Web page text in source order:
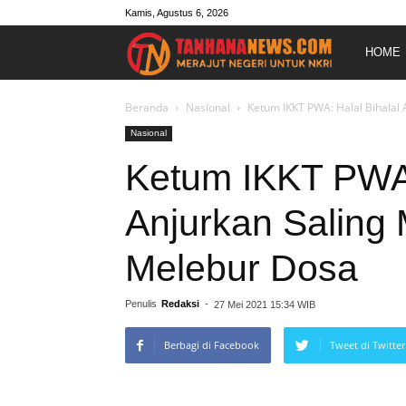
Kamis, Agustus 6, 2026
Merajut
Negeri
NKRI
HOME
Beranda Nasional Ketum IKKT PWA: Halal
Nasional
Ketum IKKT
Anjurkan Saling
Melebur Dosa
Penulis Redaksi - 27 Mei 2021 15:34 WIB
Berbagi di Facebook Tweet di Twitter